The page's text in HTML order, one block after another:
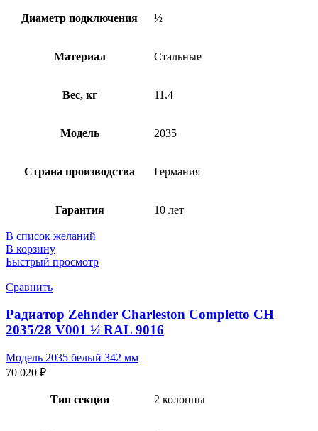
Диаметр подключения ½
Материал Стальные
Вес, кг 11.4
Модель 2035
Страна производства Германия
Гарантия 10 лет
В список желаний
В корзину
Быстрый просмотр
Сравнить
Радиатор Zehnder Charleston Completto CH
2035/28 V001 ½ RAL 9016
Модель 2035 белый 342 мм
70 020 ₽
Тип секции 2 колонны